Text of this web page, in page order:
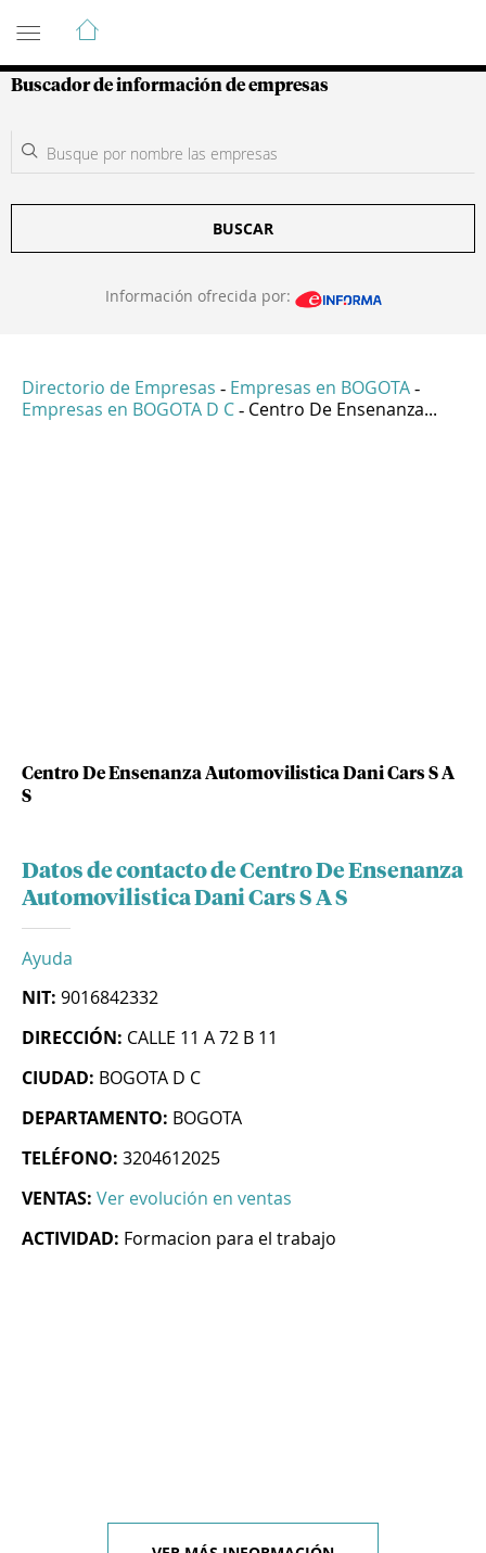
Guía de Empresas Colombianas
Buscador de información de empresas
BUSCAR
Información ofrecida por:
Directorio de Empresas - Empresas en BOGOTA -
Empresas en BOGOTA D C - Centro De Ensenanza...
Centro De Ensenanza Automovilistica Dani Cars S A
S
Datos de contacto de Centro De Ensenanza
Automovilistica Dani Cars S A S
Ayuda
NIT: 9016842332
DIRECCIÓN: CALLE 11 A 72 B 11
CIUDAD: BOGOTA D C
DEPARTAMENTO: BOGOTA
TELÉFONO: 3204612025
VENTAS: Ver evolución en ventas
ACTIVIDAD: Formacion para el trabajo